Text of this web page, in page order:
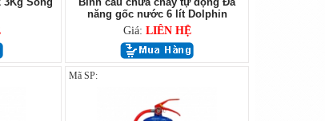
năng gốc nước 6 lít Dolphin
Giá: LIÊN HỆ
Mã SP: